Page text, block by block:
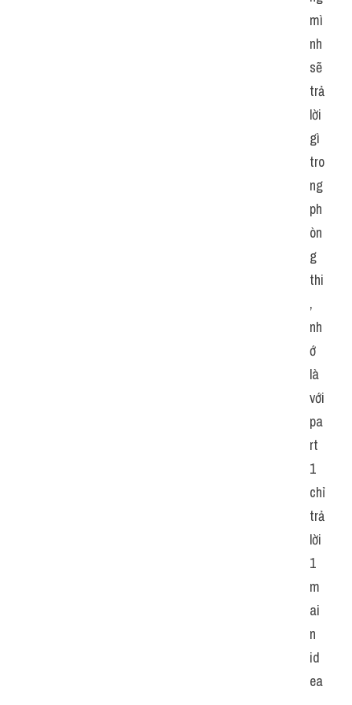
mì
nh
sẽ
trả
lời
gì
tro
ng
ph
òn
g
thi
,
nh
ớ
là
với
pa
rt
1
chỉ
trả
lời
1
m
ai
n
id
ea